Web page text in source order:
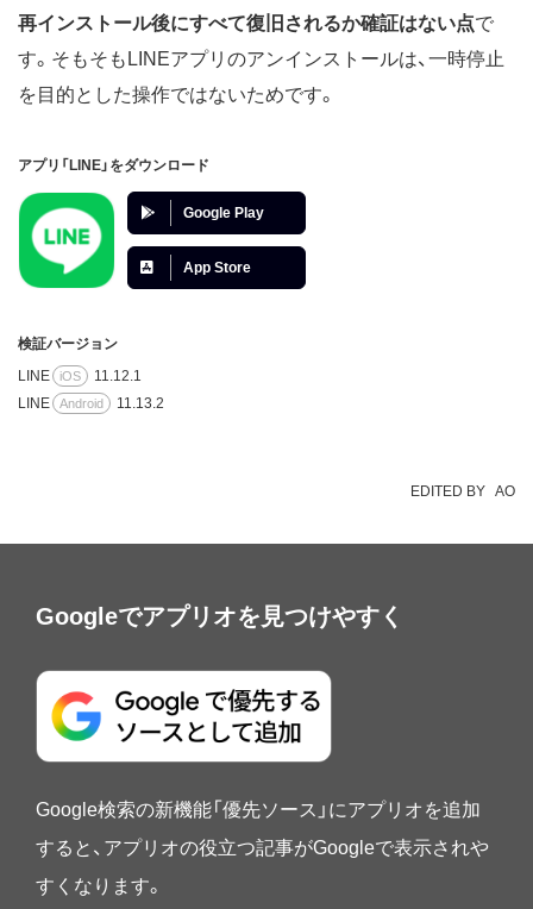
再インストール後にすべて復旧されるか確証はない点で
す。そもそもLINEアプリのアンインストールは、一時停止
を目的とした操作ではないためです。
アプリ「LINE」をダウンロード
Google Play
App Store
検証バージョン
LINE
iOS
11.12.1
LINE
Android 11.13.2
EDITED BY AO
Googleでアプリオを見つけやすく
Google検索の新機能「優先ソース」にアプリオを追加
すると、アプリオの役立つ記事がGoogleで表示されや
すくなります。